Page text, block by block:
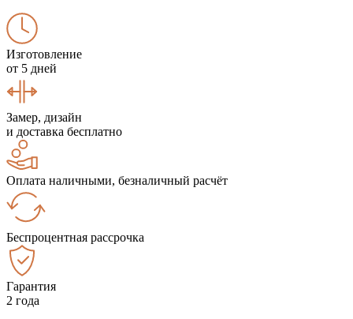
Изготовление
от 5 дней
Замер, дизайн
и доставка бесплатно
Оплата наличными, безналичный расчёт
Беспроцентная рассрочка
Гарантия
2 года